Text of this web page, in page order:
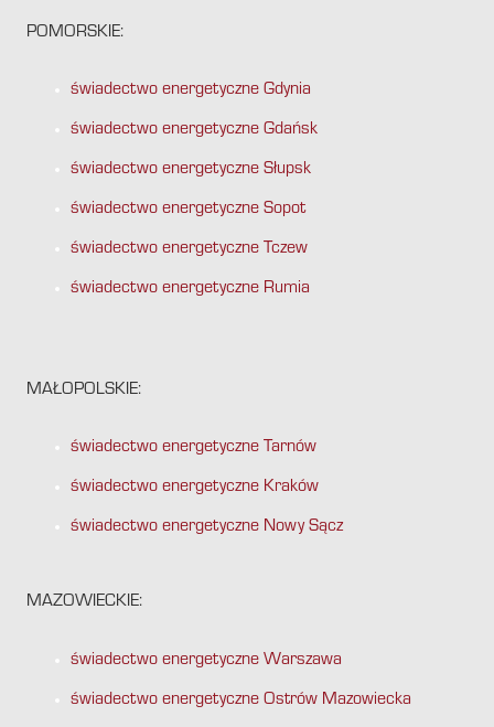
POMORSKIE:
świadectwo energetyczne Gdynia
świadectwo energetyczne Gdańsk
świadectwo energetyczne Słupsk
świadectwo energetyczne Sopot
świadectwo energetyczne Tczew
świadectwo energetyczne Rumia
MAŁOPOLSKIE:
świadectwo energetyczne Tarnów
świadectwo energetyczne Kraków
świadectwo energetyczne Nowy Sącz
MAZOWIECKIE:
świadectwo energetyczne Warszawa
świadectwo energetyczne Ostrów Mazowiecka